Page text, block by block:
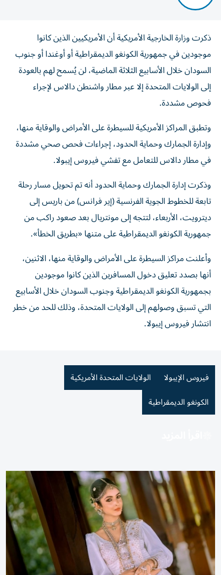
ذكرت وزارة الخارجية الأمريكية أن الأمريكيين الذين كانوا
‌موجودين في جمهورية الكونغو الديمقراطية أو ​أوغندا ⁠أو جنوب
السودان خلال ‌الأسابيع الثلاثة ‌الماضية، لن يُسمح لهم بالعودة
إلى الولايات المتحدة إلا عبر ‌مطار واشنطن دالاس لإجراء
فحوص مشددة.
وتطبق المراكز ⁠الأمريكية للسيطرة على الأمراض والوقاية منها،
وإدارة الجمارك وحماية الحدود، إجراءات فحص صحي مشددة
في مطار دالاس للتعامل مع تفشي فيروس ​إيبولا.
وذكرت إدارة الجمارك وحماية الحدود ‌أنه تم تحويل مسار رحلة
تابعة للخطوط الجوية الفرنسية (إير فرانس) ⁠من باريس إلى
ديترويت، الأربعاء، لتتجه إلى مونتريال بعد صعود راكب ​من
‌جمهورية الكونغو الديمقراطية على متنها «بطريق ‌الخطأ».
وأعلنت مراكز السيطرة على الأمراض والوقاية منها، الاثنين،
أنها بصدد تعليق ‌دخول المسافرين ‌الذين كانوا ⁠موجودين
بجمهورية الكونغو الديمقراطية وجنوب ‌السودان خلال الأسابيع
التي تسبق وصولهم إلى الولايات المتحدة، ⁠وذلك للحد من ​خطر
انتشار فيروس إيبولا.
فيروس الإيبولا
الولايات المتحدة الأمريكية
الكونغو الديمقراطية